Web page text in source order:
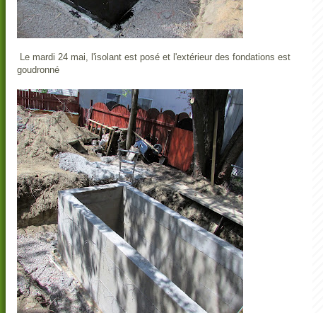
Le mardi 24 mai, l'isolant est posé et l'extérieur des fondations est
goudronné